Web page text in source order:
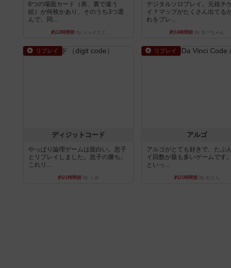
6つの場面カード（表、裏で違う
絵）が何枚かあり、そのうち3つ選
んで、同...
約12時間前by ジェイとと
デジタルソロプレイ。元祖チ
イ？マップがたくさん出てる
れをプレ...
約14時間前by おーちゃん
リプレイ
ディジットコード
やっぱり論理ゲームは面白い。息子
とリプレイしました。息子の勝ち。
これリ...
約21時間前 by くみ
リプレイ
アルゴ
アルゴがとても好きで、たぶ
イ回数が最も多いゲームです
といっ...
約21時間前by おとん